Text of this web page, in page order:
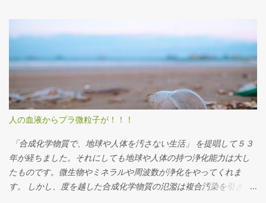
せない病気は、医者にも治せない」という真理 があります。 これ
を基本に、食を正すことを第一義に考えるマクロビオティックを
実践し、自然療法を加えて体を改善していきたいと思います。 最
近、面白い動物「ハダカデバネズミ」を知りました。医師の白川
太郎先生の健康講演会で紹介されました。 白川先生は京都大学医
学部を卒業し、同大学病院でガン治療に携わる中で西洋医学の限
界を感じ、民間の自然療法にも幅を広げて研究・治療に取り入れ
成果を上げてきました。オックスフォード大学への論文提出も評
価されています。 しかし 民間療法に重きを置きすぎたことで京都
大学病院を辞めることになり、銀座で末期がん患者向けのクリニ
ックを開業。 その後、 自身が末期のリンパガンになった際に「水
人の血液からプラ微粒子が！！！
「合成化学物質で、地球や人体を汚さない生活」 を提唱して５３
年が経ちました。それにしても地球や人体の持つ浄化能力は大し
たものです。微生物やミネラルや周波数が浄化をやってくれま
す。 しかし、度を越した合成化学物質の氾濫は複合汚染を引き起